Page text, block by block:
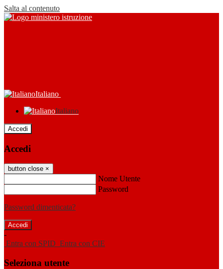
Salta al contenuto
Italiano
Italiano
Accedi
Accedi
button close ×
Nome Utente
Password
Password dimenticata?
-
Entra con SPID Entra con CIE
Seleziona utente